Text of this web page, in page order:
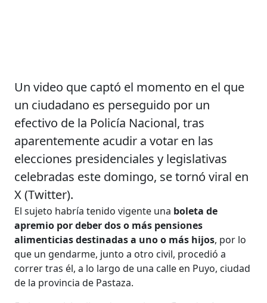
Un video que captó el momento en el que
un ciudadano es perseguido por un
efectivo de la Policía Nacional, tras
aparentemente acudir a votar en las
elecciones presidenciales y legislativas
celebradas este domingo, se tornó viral en
X (Twitter).
El sujeto habría tenido vigente una boleta de
apremio por deber dos o más pensiones
alimenticias destinadas a uno o más hijos, por lo
que un gendarme, junto a otro civil, procedió a
correr tras él, a lo largo de una calle en Puyo, ciudad
de la provincia de Pastaza.